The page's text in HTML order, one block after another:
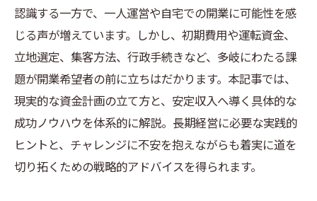
認識する一方で、一人運営や自宅での開業に可能性を感
じる声が増えています。しかし、初期費用や運転資金、
立地選定、集客方法、行政手続きなど、多岐にわたる課
題が開業希望者の前に立ちはだかります。本記事では、
現実的な資金計画の立て方と、安定収入へ導く具体的な
成功ノウハウを体系的に解説。長期経営に必要な実践的
ヒントと、チャレンジに不安を抱えながらも着実に道を
切り拓くための戦略的アドバイスを得られます。